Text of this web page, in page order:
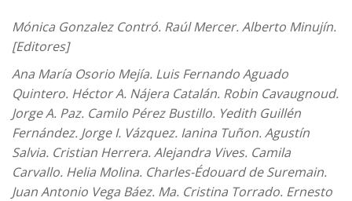
Mónica Gonzalez Contró. Raúl Mercer. Alberto Minujín.
[Editores]
Ana María Osorio Mejía. Luis Fernando Aguado
Quintero. Héctor A. Nájera Catalán. Robin Cavaugnoud.
Jorge A. Paz. Camilo Pérez Bustillo. Yedith Guillén
Fernández. Jorge I. Vázquez. Ianina Tuñon. Agustín
Salvia. Cristian Herrera. Alejandra Vives. Camila
Carvallo. Helia Molina. Charles-Édouard de Suremain.
Juan Antonio Vega Báez. Ma. Cristina Torrado. Ernesto